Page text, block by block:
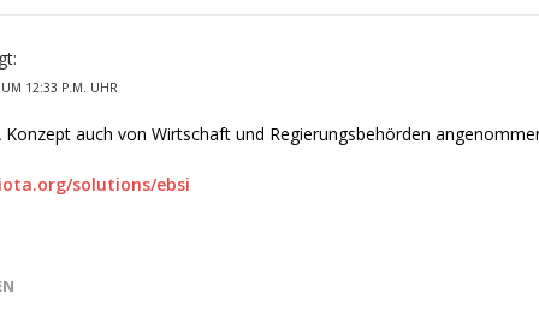
12:33 P.M. UHR
Konzept auch von Wirtschaft und Regierungsbehörden
solutions/ebsi